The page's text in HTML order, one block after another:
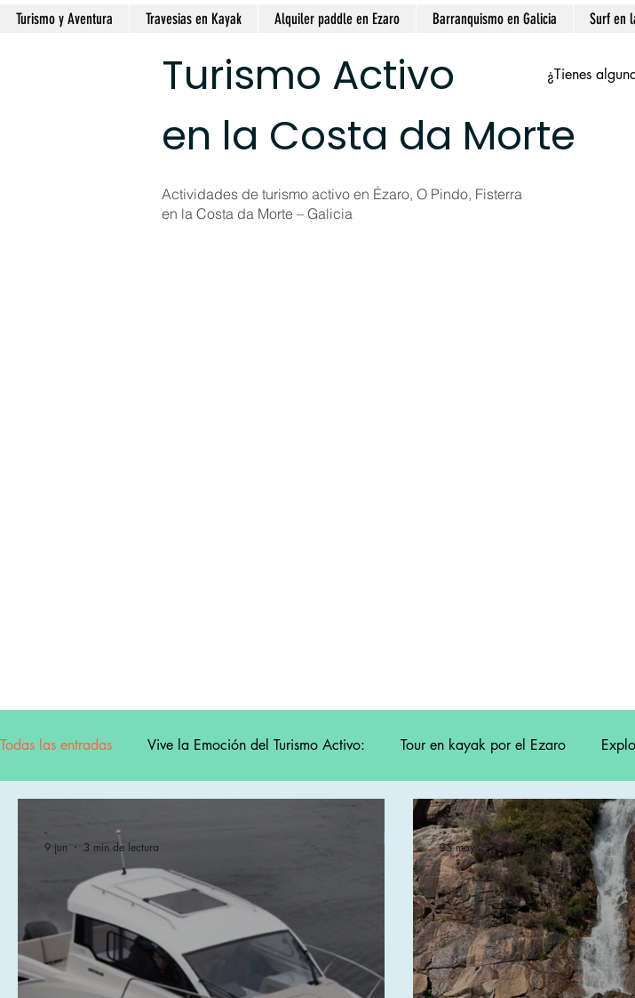
Turismo y Aventura Travesias en Kayak Alquiler paddle en Ezaro Barranquismo en Galicia Surf en
¿Tienes
Turismo Activo
en la Costa da Morte
Actividades de turismo activo en Ézaro, O Pindo, Fisterra
en la Costa da Morte – Galicia
Todas las entradas Vive la Emoción del Turismo Activo: Tour en kayak por el Ezaro
Lugares Costa da Morte Surf Costa
-
9 jun
3 min de lectura
-
25 may
4 min de lectura